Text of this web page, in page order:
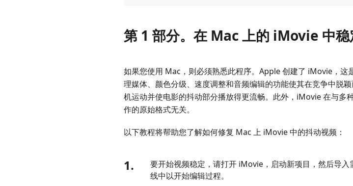
第 1 部分。在 Mac 上的 iMovie 中稳
如果您使用 Mac，则必须熟悉此程序。Apple 创建了 iMovie，这
理媒体、颜色分级、速度调整和音频编辑的功能使其在竞争中脱
机运动并使电影的抖动部分播放得更流畅。此外，iMovie 在与多
作的原始格式无关。
以下教程将帮助您了解如何修复 Mac 上 iMovie 中的抖动视频：
1.
要开始视频稳定，请打开 iMovie，启动新项目，然后导
线中以开始编辑过程。